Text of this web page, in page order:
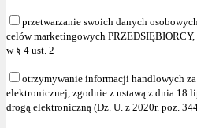
przetwarzanie swoich danych
celów marketingowych
w § 4 ust. 2
otrzymywanie informacji handlowych
elektronicznej, zgodnie z ustawą z dnia 18
drogą elektroniczną (Dz. U. z 2020r. poz.